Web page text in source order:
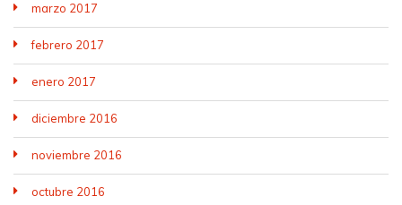
marzo 2017
febrero 2017
enero 2017
diciembre 2016
noviembre 2016
octubre 2016